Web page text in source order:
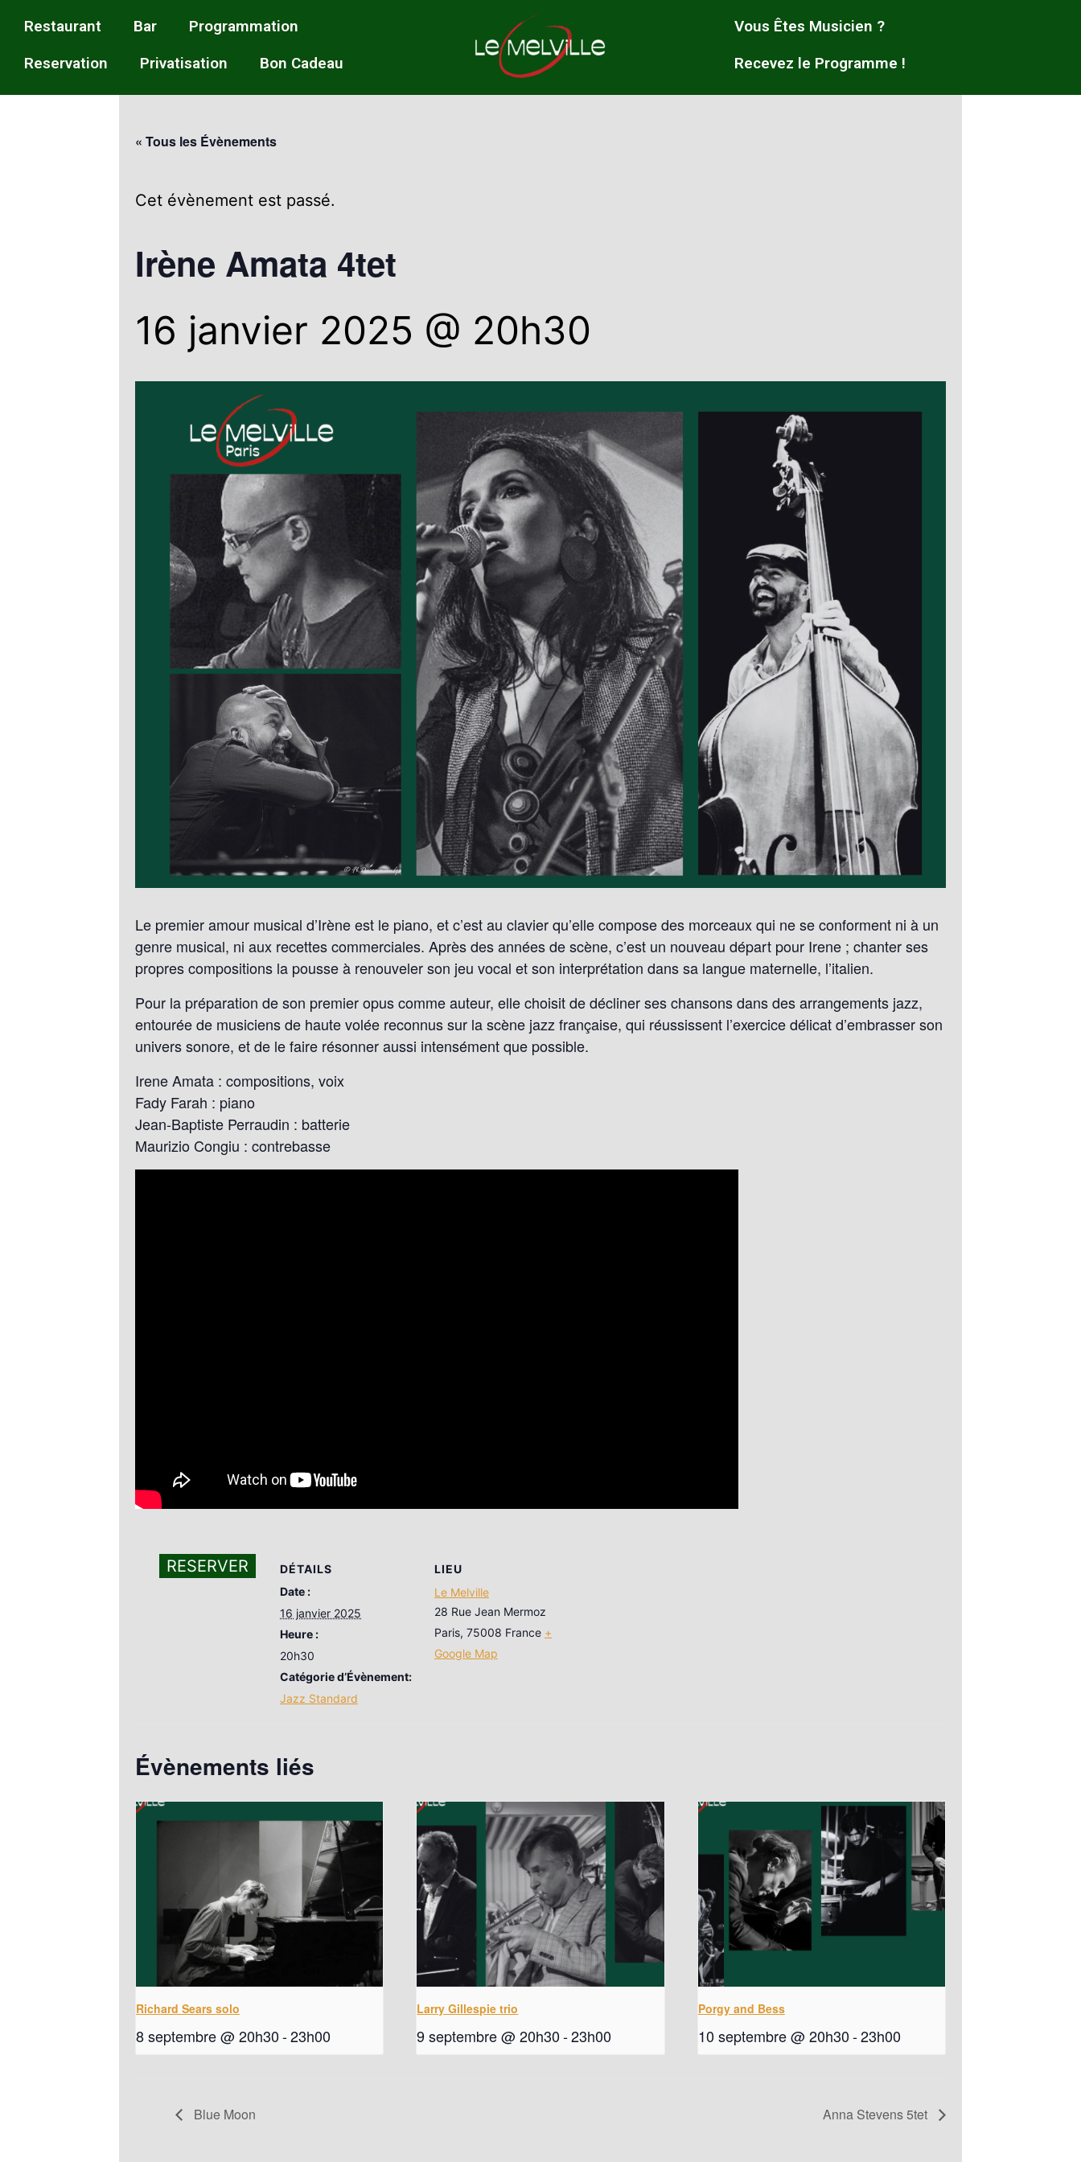
Restaurant Bar
Programmation
Reservation
Privatisation Bon Cadeau
Vous Êtes Musicien ?
Recevez le Programme !
« Tous les Évènements
Cet évènement est passé.
Irène Amata 4tet
16 janvier 2025 @ 20h30
Le premier amour musical d’Irène est le piano, et c’est au clavier qu’elle compose des morceaux qui ne se conforment ni à un
genre musical, ni aux recettes commerciales. Après des années de scène, c’est un nouveau départ pour Irene ; chanter ses
propres compositions la pousse à renouveler son jeu vocal et son interprétation dans sa langue maternelle, l’italien.
Pour la préparation de son premier opus comme auteur, elle choisit de décliner ses chansons dans des arrangements jazz,
entourée de musiciens de haute volée reconnus sur la scène jazz française, qui réussissent l’exercice délicat d’embrasser son
univers sonore, et de le faire résonner aussi intensément que possible.
Irene Amata : compositions, voix
Fady Farah : piano
Jean-Baptiste Perraudin : batterie
Maurizio Congiu : contrebasse
RESERVER
DÉTAILS
Date :
16 janvier 2025
Heure :
20h30
Catégorie d’Évènement:
Jazz Standard
LIEU
Le Melville
28 Rue Jean Mermoz
Paris, 75008 France +
Google Map
Évènements liés
Richard Sears solo
8 septembre @ 20h30-23h00
Larry Gillespie trio
9 septembre @ 20h30 -23h00
Porgy and Bess
10 septembre @ 20h30-23h00
Blue Moon Anna Stevens 5tet